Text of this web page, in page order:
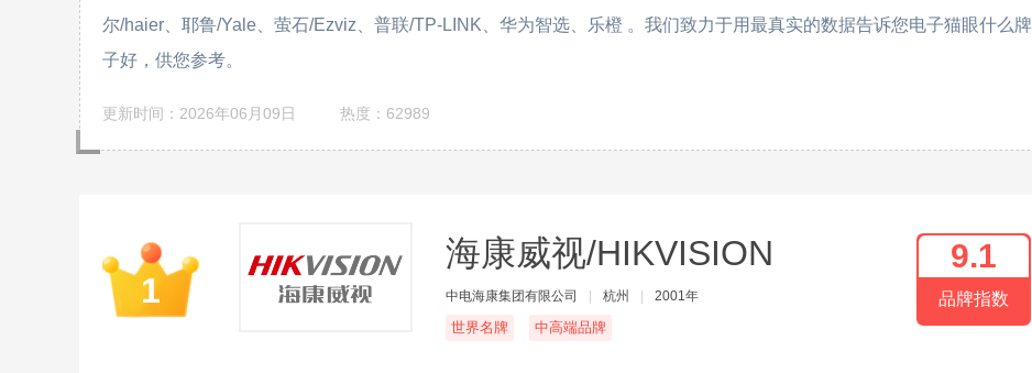
尔/haier、耶鲁/Yale、萤石/Ezviz、普联/TP-LINK、华为智选、乐橙 。我们致力于用最真实的数据告诉您电子猫眼什么牌
子好，供您参考。
更新时间：2026年06月09日 热度：62989
1
海康威视/HIKVISION
中电海康集团有限公司 杭州 2001年
世界名牌 中高端品牌
9.1
品牌指数